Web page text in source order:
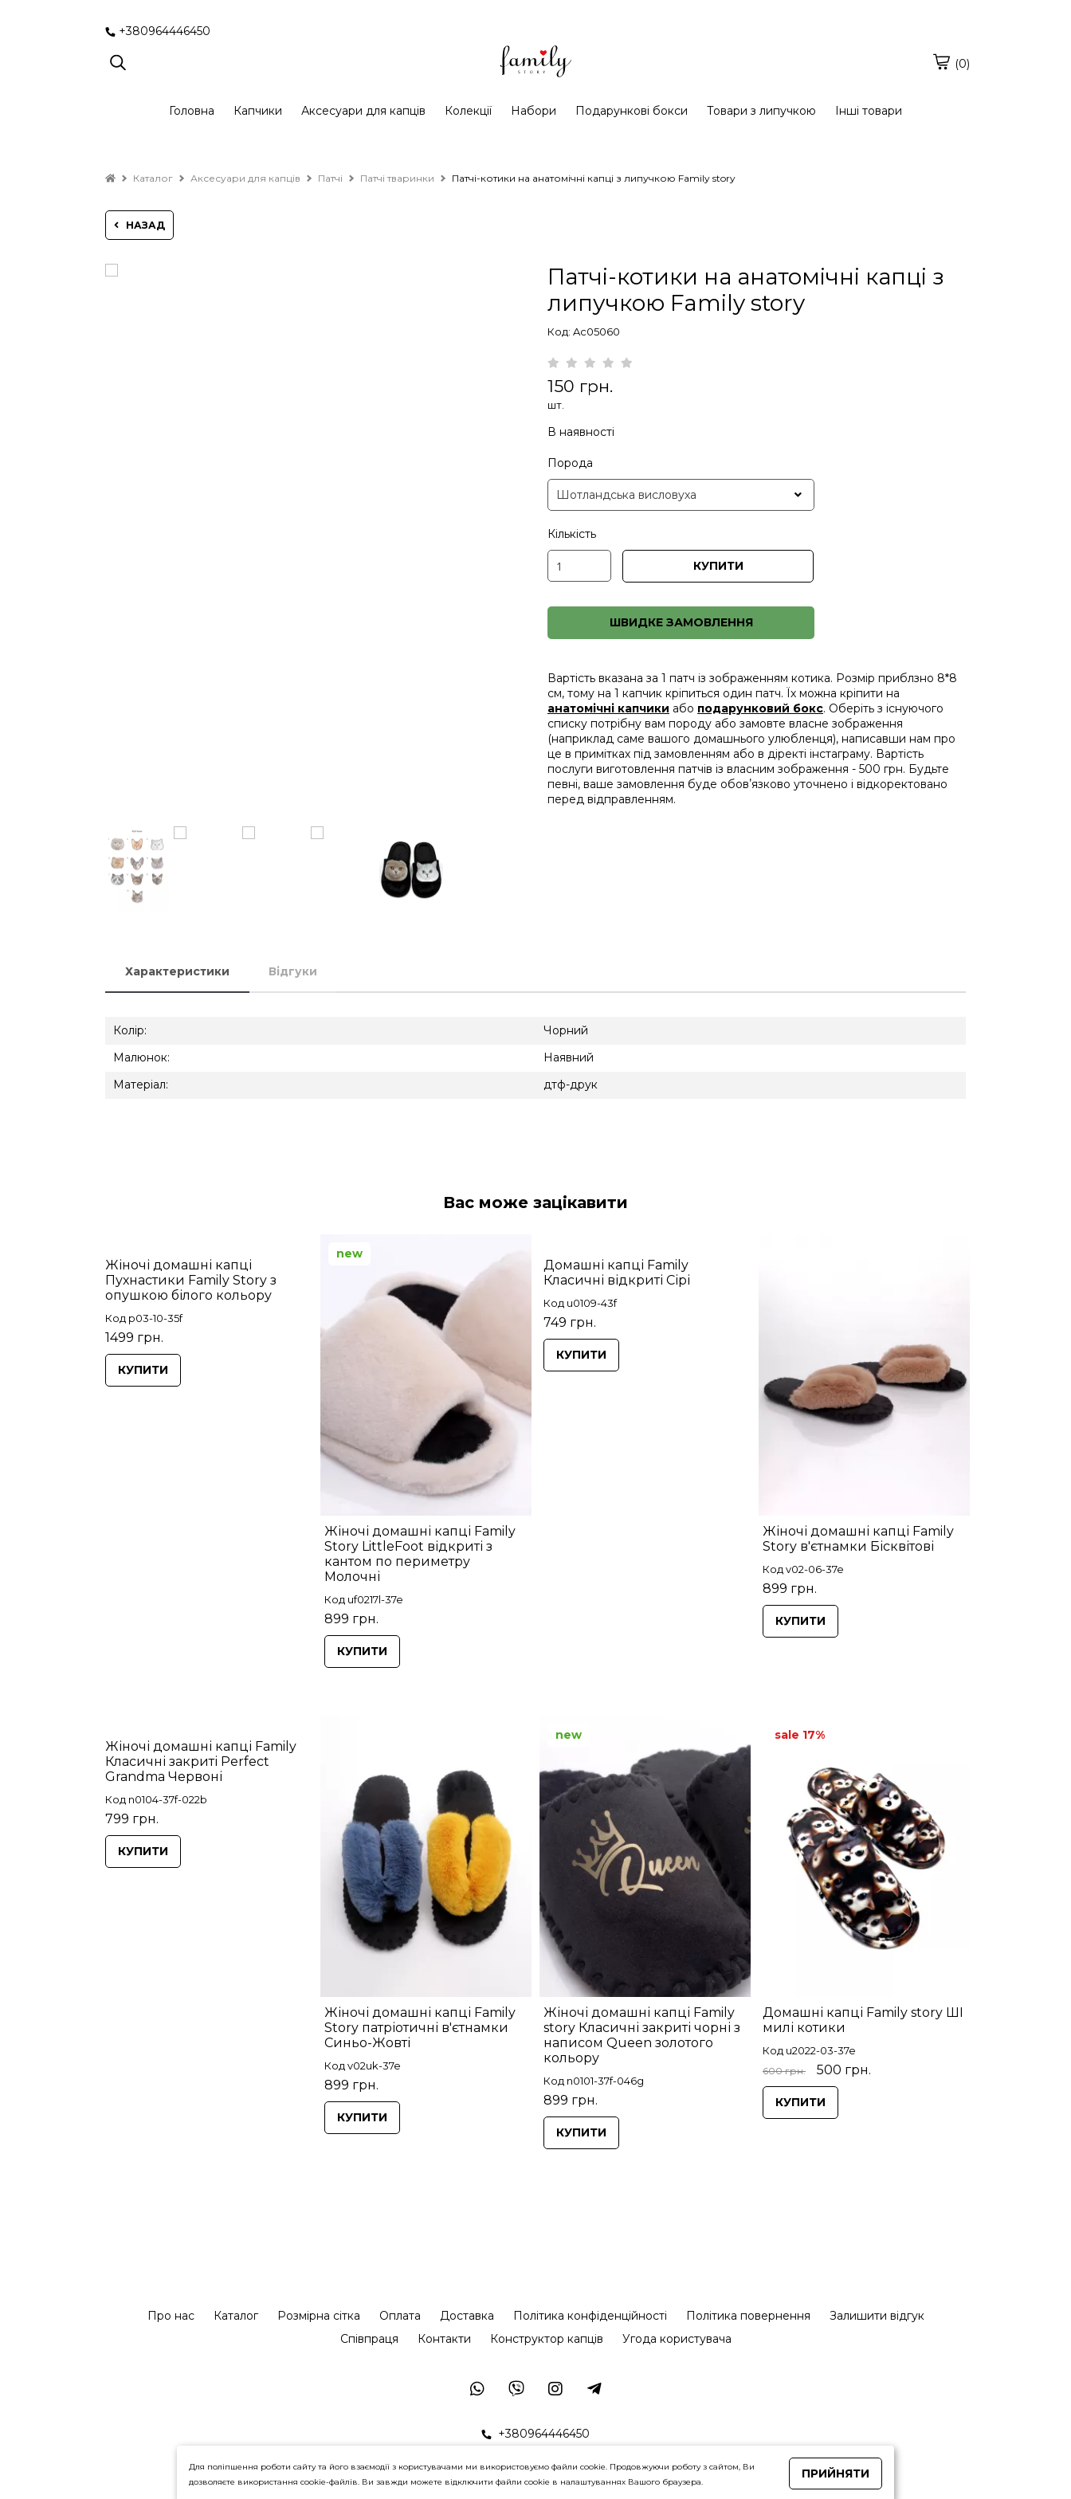
+380964446450
(0)
Головна Капчики Аксесуари для капців Колекції Набори Подарункові бокси Товари з липучкою Інші товари
Каталог Аксесуари для капців Патчі Патчі тваринки Патчі-котики на анатомічні капці з липучкою Family story
НАЗАД
Патчі-котики на анатомічні капці з
липучкою Family story
Код: Ac05060
150 грн.
шт.
В наявності
Порода
Кількість
КУПИТИ
ШВИДКЕ ЗАМОВЛЕННЯ
Вартість вказана за 1 патч із зображенням котика. Розмір приблзно 8*8
см, тому на 1 капчик кріпиться один патч. Їх можна кріпити на
анатомічні капчики або подарунковий бокс. Оберіть з існуючого
списку потрібну вам породу або замовте власне зображення
(наприклад саме вашого домашнього улюбленця), написавши нам про
це в примітках під замовленням або в діректі інстаграму. Вартість
послуги виготовлення патчів із власним зображення - 500 грн. Будьте
певні, ваше замовлення буде обовʼязково уточнено і відкоректовано
перед відправленням.
Характеристики Відгуки
Колір:
Чорний
Малюнок:
Наявний
Матеріал:
дтф-друк
Вас може зацікавити
Жіночі домашні капці
Пухнастики Family Story з
опушкою білого кольору
Код p03-10-35f
1499 грн.
КУПИТИ
Жіночі домашні капці Family
Story LittleFoot відкриті з
кантом по периметру
Молочні
Код uf0217l-37e
899 грн.
new
КУПИТИ
Домашні капці Family
Класичні відкриті Сірі
Код u0109-43f
749 грн.
КУПИТИ
Жіночі домашні капці Family
Story в'єтнамки Бісквітові
Код v02-06-37e
899 грн.
КУПИТИ
Жіночі домашні капці Family
Класичні закриті Perfect
Grandma Червоні
Код n0104-37f-022b
799 грн.
КУПИТИ
Жіночі домашні капці Family
Story патріотичні в'єтнамки
Синьо-Жовті
Код v02uk-37e
899 грн.
КУПИТИ
Жіночі домашні капці Family
story Класичні закриті чорні з
написом Queen золотого
кольору
Код n0101-37f-046g
899 грн.
new
КУПИТИ
Домашні капці Family story ШІ
милі котики
Код u2022-03-37e
600 грн. 500 грн.
sale 17%
КУПИТИ
Про нас Каталог Розмірна сітка Оплата Доставка Політика конфіденційності Політика повернення
Залишити відгук
Співпраця
Контакти Конструктор капців Угода користувача
+380964446450
Для поліпшення роботи сайту та його взаємодії з користувачами ми використовуємо файли cookie. Продовжуючи роботу з сайтом, Ви
дозволяєте використання cookie-файлів. Ви завжди можете відключити файли cookie в налаштуваннях Вашого браузера.
ПРИЙНЯТИ